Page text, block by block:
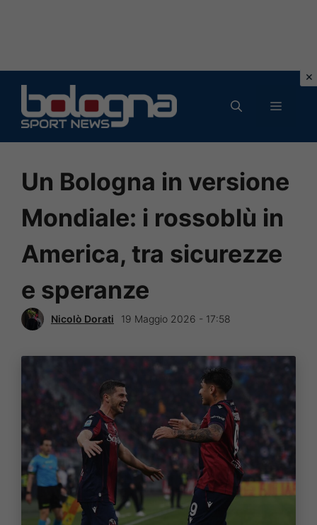
contenuto
MENU
Un Bologna in versione
Mondiale: i rossoblù in
America, tra sicurezze
e speranze
Nicolò Dorati 19 Maggio 2026 - 17:58